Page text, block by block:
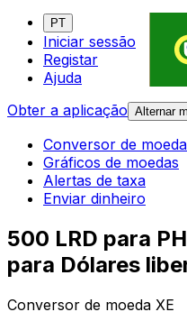
PT
Iniciar sessão
Registar
Ajuda
Obter a aplicação Alternar
Conversor de
Gráficos de moedas
Alertas de taxa
Enviar dinheiro
500 LRD para
para Dólares
Conversor de moeda XE